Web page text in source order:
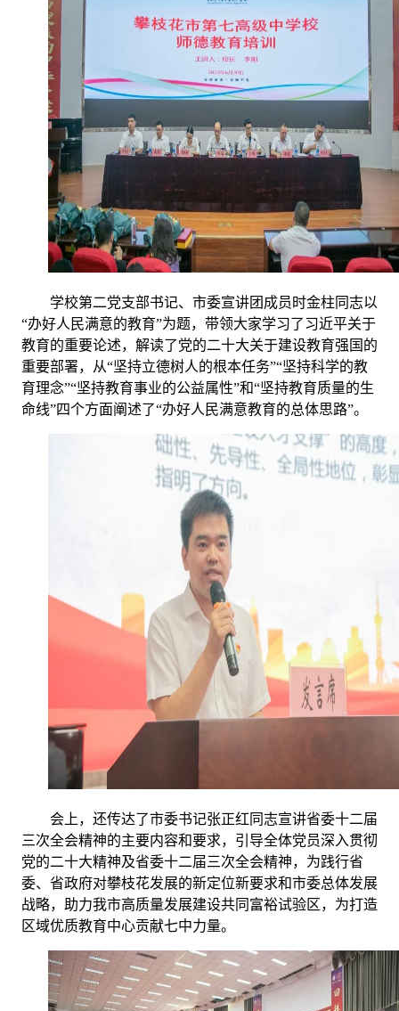
学校第二党支部书记、市委宣讲团成员时金柱同志以
“办好人民满意的教育”为题，带领大家学习了习近平关于
教育的重要论述，解读了党的二十大关于建设教育强国的
重要部署，从“坚持立德树人的根本任务”“坚持科学的教
育理念”“坚持教育事业的公益属性”和“坚持教育质量的生
命线”四个方面阐述了“办好人民满意教育的总体思路”。
会上，还传达了市委书记张正红同志宣讲省委十二届
三次全会精神的主要内容和要求，引导全体党员深入贯彻
党的二十大精神及省委十二届三次全会精神，为践行省
委、省政府对攀枝花发展的新定位新要求和市委总体发展
战略，助力我市高质量发展建设共同富裕试验区，为打造
区域优质教育中心贡献七中力量。